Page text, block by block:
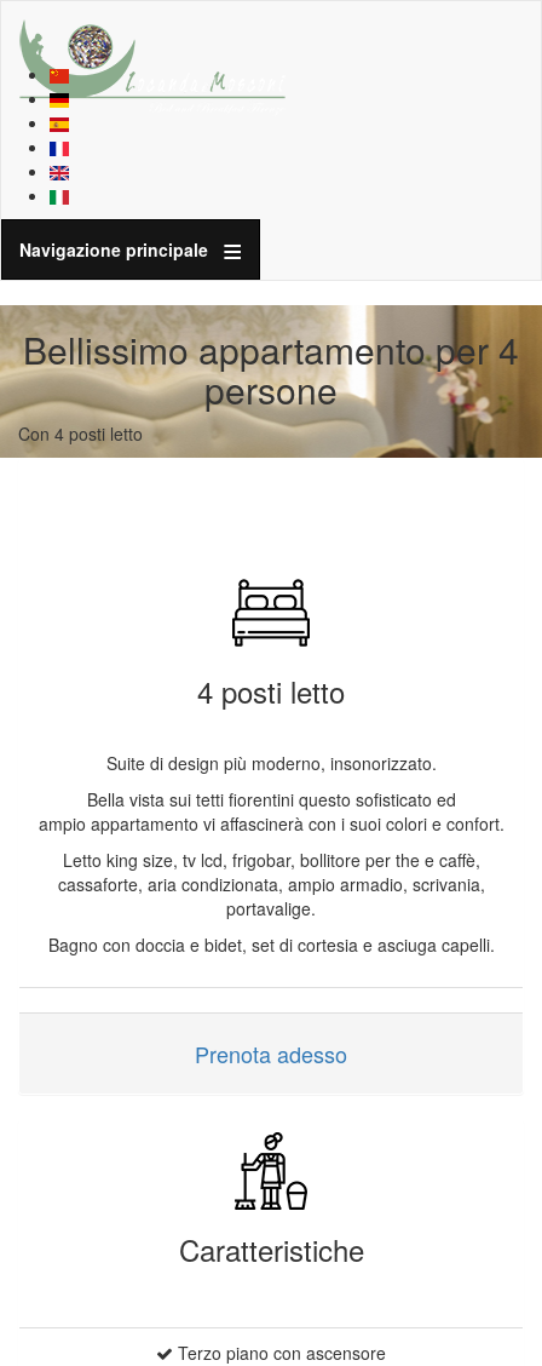
Navigazione principale
Bellissimo appartamento per 4
persone
Con 4 posti letto
4 posti letto
Suite di design più moderno, insonorizzato.
Bella vista sui tetti fiorentini questo sofisticato ed
ampio appartamento vi affascinerà con i suoi colori e confort.
Letto king size, tv lcd, frigobar, bollitore per the e caffè,
cassaforte, aria condizionata, ampio armadio, scrivania,
portavalige.
Bagno con doccia e bidet, set di cortesia e asciuga capelli.
Prenota adesso
Caratteristiche
Terzo piano con ascensore